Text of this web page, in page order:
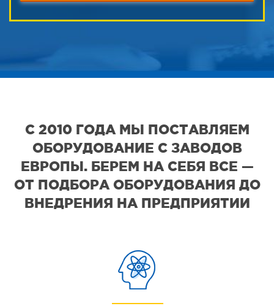
С 2010 ГОДА МЫ ПОСТАВЛЯЕМ
ОБОРУДОВАНИЕ С ЗАВОДОВ
ЕВРОПЫ. БЕРЕМ НА СЕБЯ ВСЕ —
ОТ ПОДБОРА ОБОРУДОВАНИЯ ДО
ВНЕДРЕНИЯ НА ПРЕДПРИЯТИИ